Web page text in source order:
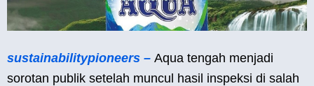
sustainabilitypioneers – Aqua tengah menjadi
sorotan publik setelah muncul hasil inspeksi di salah